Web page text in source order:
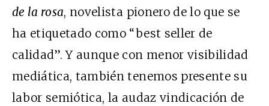
de la rosa, novelista pionero de lo que se
ha etiquetado como “best seller de
calidad”. Y aunque con menor visibilidad
mediática, también tenemos presente su
labor semiótica, la audaz vindicación de